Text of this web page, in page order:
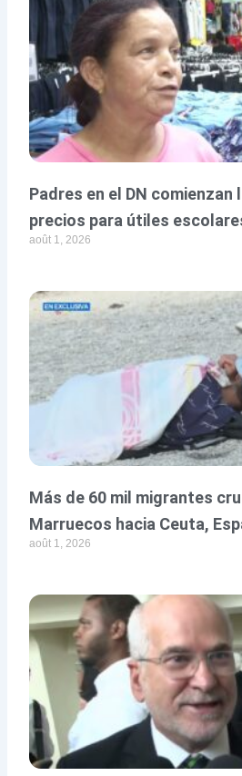
Padres en el DN comienzan
precios para útiles
août 1, 2026
Más de 60 mil migrantes
Marruecos hacia Ceuta,
août 1, 2026